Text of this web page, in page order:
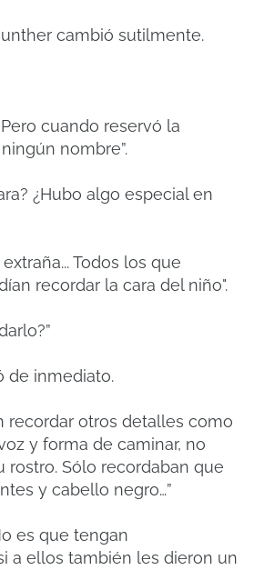
cambió sutilmente.
Pero cuando reservó la
nombre”.
¿Hubo algo especial en
Todos los que
recordar la cara del niño".
de inmediato.
recordar otros detalles como
y forma de caminar, no
rostro. Sólo recordaban que
y cabello negro…”
es que tengan
a ellos también les dieron un